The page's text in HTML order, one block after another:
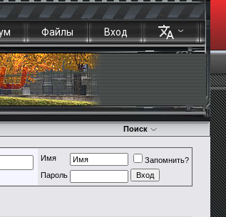
Файлы Вход
Поиск
Имя
Запомнить?
Пароль